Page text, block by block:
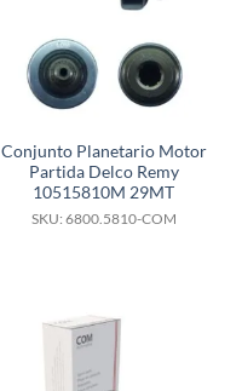
Conjunto Planetario Motor
Partida Delco Remy
10515810M 29MT
SKU: 6800.5810-COM